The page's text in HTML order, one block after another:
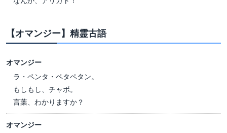
【オマンジー】精霊古語
オマンジー
ラ・ペンタ・ペタペタン。
もしもし、チャボ。
言葉、わかりますか？
オマンジー